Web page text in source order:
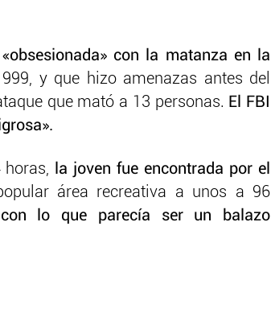
con la matanza en la
y que hizo amenazas antes del
que mató a 13 personas. El FBI
horas,
la joven fue encontrada por el
área recreativa a unos a 96
con lo que parecía ser un balazo